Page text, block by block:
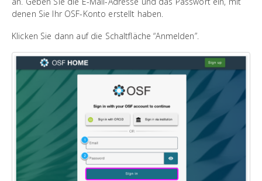
denen Sie Ihr OSF-Konto erstellt haben.
Klicken Sie dann auf die Schaltfläche “Anmelden”.